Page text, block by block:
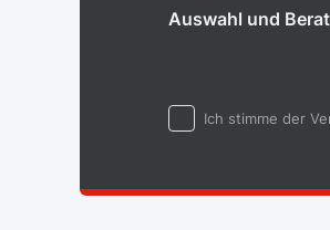
Auswahl und
Ich stimme der